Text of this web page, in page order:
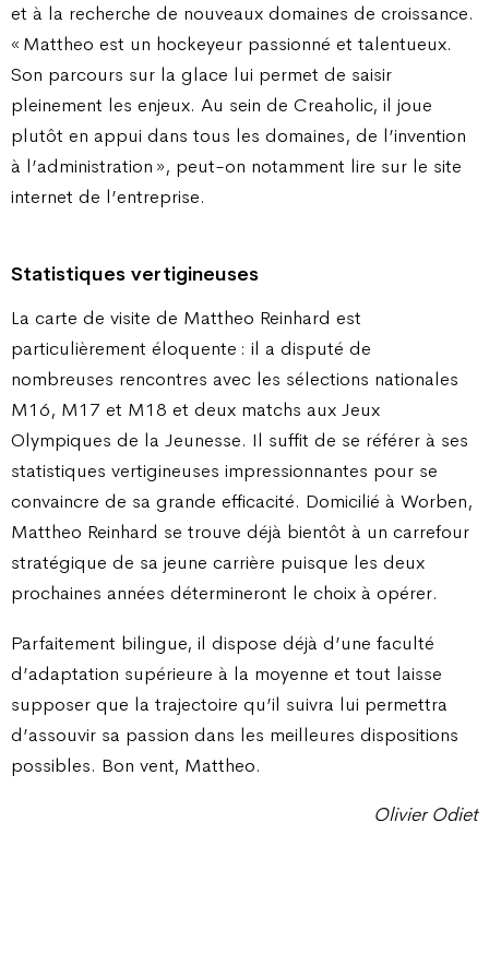
et à la recherche de nouveaux domaines de croissance.
« Mattheo est un hockeyeur passionné et talentueux.
Son parcours sur la glace lui permet de saisir
pleinement les enjeux. Au sein de Creaholic, il joue
plutôt en appui dans tous les domaines, de l’invention
à l’administration », peut-on notamment lire sur le site
internet de l’entreprise.
Statistiques vertigineuses
La carte de visite de Mattheo Reinhard est
particulièrement éloquente : il a disputé de
nombreuses rencontres avec les sélections nationales
M16, M17 et M18 et deux matchs aux Jeux
Olympiques de la Jeunesse. Il suffit de se référer à ses
statistiques vertigineuses impressionnantes pour se
convaincre de sa grande efficacité. Domicilié à Worben,
Mattheo Reinhard se trouve déjà bientôt à un carrefour
stratégique de sa jeune carrière puisque les deux
prochaines années détermineront le choix à opérer.
Parfaitement bilingue, il dispose déjà d’une faculté
d’adaptation supérieure à la moyenne et tout laisse
supposer que la trajectoire qu’il suivra lui permettra
d’assouvir sa passion dans les meilleures dispositions
possibles. Bon vent, Mattheo.
Olivier Odiet